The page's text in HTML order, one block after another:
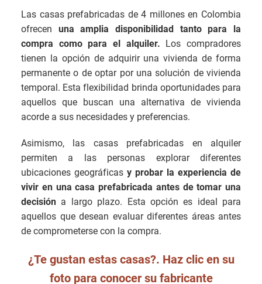
Las casas prefabricadas de 4 millones en Colombia
ofrecen una amplia disponibilidad tanto para la
compra como para el alquiler. Los compradores
tienen la opción de adquirir una vivienda de forma
permanente o de optar por una solución de vivienda
temporal. Esta flexibilidad brinda oportunidades para
aquellos que buscan una alternativa de vivienda
acorde a sus necesidades y preferencias.
Asimismo, las casas prefabricadas en alquiler
permiten a las personas explorar diferentes
ubicaciones geográficas y probar la experiencia de
vivir en una casa prefabricada antes de tomar una
decisión a largo plazo. Esta opción es ideal para
aquellos que desean evaluar diferentes áreas antes
de comprometerse con la compra.
¿Te gustan estas casas?. Haz clic en su
foto para conocer su fabricante